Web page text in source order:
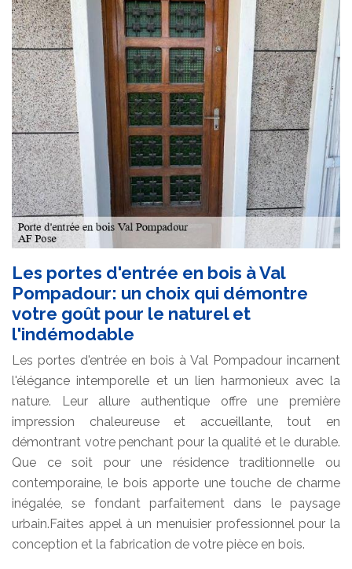
Les portes d'entrée en bois à Val
Pompadour: un choix qui démontre
votre goût pour le naturel et
l'indémodable
Les portes d'entrée en bois à Val Pompadour incarnent
l'élégance intemporelle et un lien harmonieux avec la
nature. Leur allure authentique offre une première
impression chaleureuse et accueillante, tout en
démontrant votre penchant pour la qualité et le durable.
Que ce soit pour une résidence traditionnelle ou
contemporaine, le bois apporte une touche de charme
inégalée, se fondant parfaitement dans le paysage
urbain.Faites appel à un menuisier professionnel pour la
conception et la fabrication de votre pièce en bois.